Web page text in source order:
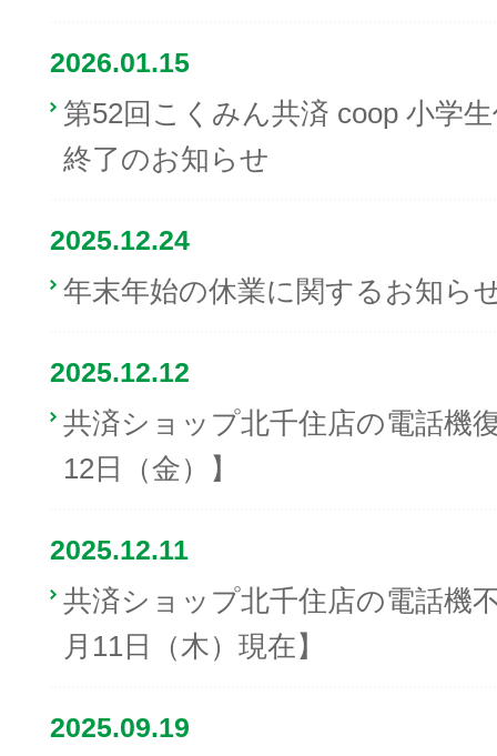
2026.01.15
第52回こくみん共済 coop 小学
終了のお知らせ
2025.12.24
年末年始の休業に関するお知ら
2025.12.12
共済ショップ北千住店の電話機
12日（金）】
2025.12.11
共済ショップ北千住店の電話機
月11日（木）現在】
2025.09.19